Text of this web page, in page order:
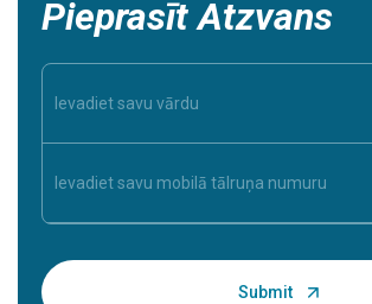
Pieprasīt Atzvans